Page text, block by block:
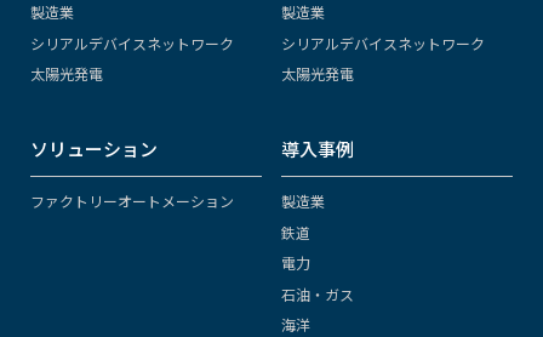
製造業
シリアルデバイスネットワーク
太陽光発電
製造業
シリアルデバイスネットワーク
太陽光発電
ソリューション
ファクトリーオートメーション
導入事例
製造業
鉄道
電力
石油・ガス
海洋